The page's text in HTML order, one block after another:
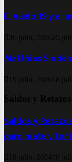
El Vuelo 19 y el
26 julio, 2026 25
Matthias
19 julio, 2026 18
Saldos y Retazos
Saldos y
puro mate y
18 julio, 2024 18